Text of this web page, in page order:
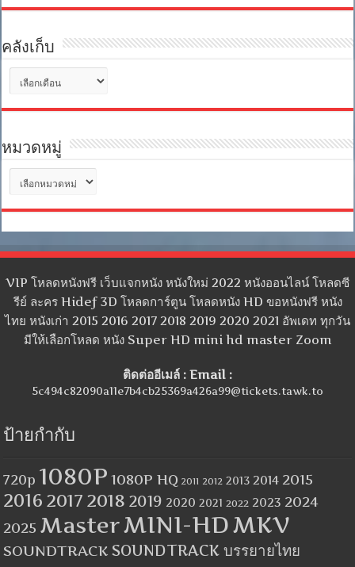
คลังเก็บ
เก็บ
หมวดหมู่
หมู่
VIP โหลดหนังฟรี เว็บแจกหนัง หนังใหม่ 2022 หนังออนไลน์ โหลดซี
รีย์ ละคร Hidef 3D โหลดการ์ตูน โหลดหนัง HD ขอหนังฟรี หนัง
ไทย หนังเก่า 2015 2016 2017 2018 2019 2020 2021 อัพเดท ทุกวัน
มีให้เลือกโหลด หนัง Super HD mini hd master Zoom
ติดต่ออีเมล์ : Email :
5c494c82090a11e7b4cb25369a426a99@tickets.tawk.to
ป้ายกำกับ
720p 1080P 1080P HQ 2011 2012 2013 2014 2015
2016 2017 2018 2019 2020 2021 2022 2023 2024
2025 MasterMINI-HDMKV
SOUNDTRACK SOUNDTRACK บรรยายไทย